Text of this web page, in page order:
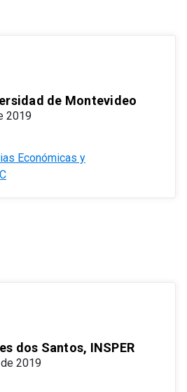
de Montevideo
2019
Económicas y
dos Santos, INSPER
2019